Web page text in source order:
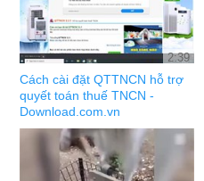
2:39
Cách cài đặt QTTNCN hỗ trợ
quyết toán thuế TNCN -
Download.com.vn